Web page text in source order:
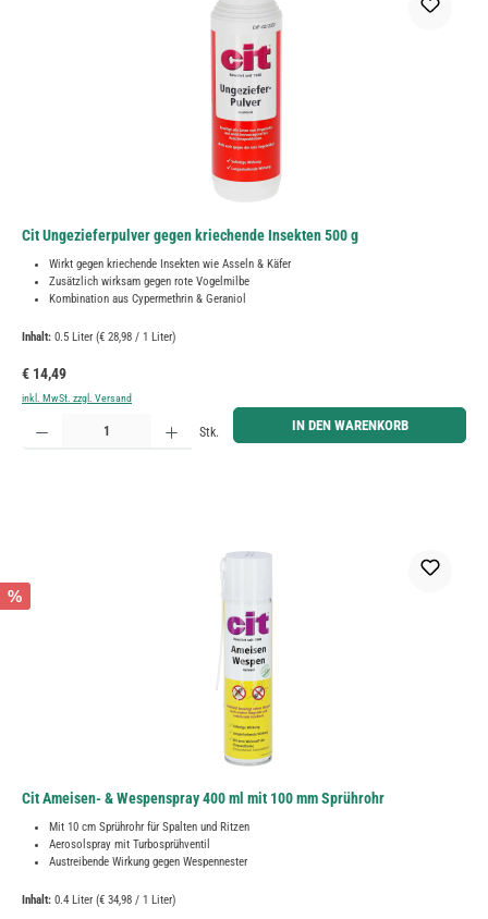
Cit Ungezieferpulver gegen kriechende Insekten 500 g
Wirkt gegen kriechende Insekten wie Asseln & Käfer
Zusätzlich wirksam gegen rote Vogelmilbe
Kombination aus Cypermethrin & Geraniol
Inhalt: 0.5 Liter (€ 28,98 / 1 Liter)
Regulärer Preis:
€ 14,49
inkl. MwSt. zzgl. Versand
Produkt Anzahl: Gib den gewünschten Wert ein oder benutze die Schaltflächen um die Anzahl zu
Stk. IN DEN WARENKORB
%
Cit Ameisen- & Wespenspray 400 ml mit 100 mm Sprührohr
Mit 10 cm Sprührohr für Spalten und Ritzen
Aerosolspray mit Turbosprühventil
Austreibende Wirkung gegen Wespennester
Inhalt: 0.4 Liter (€ 34,98 / 1 Liter)